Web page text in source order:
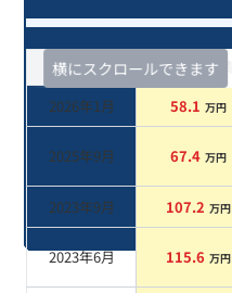
横にスクロールできます
査定時期 セルカ実績
2026年1月
58.1 万円
2025年9月 67.4 万円
2023年9月
107.2 万円
2023年6月 115.6 万円